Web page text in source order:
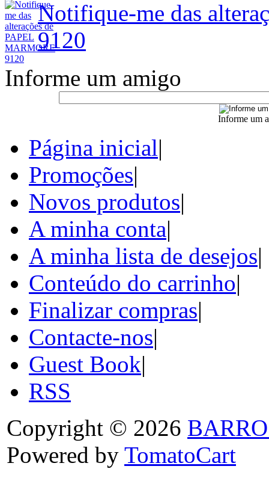
Notifique-me das
9120
Informe um amigo
Informe um
Página inicial|
Promoções|
Novos produtos|
A minha conta|
A minha lista de desejos|
Conteúdo do carrinho|
Finalizar compras|
Contacte-nos|
Guest Book|
RSS
Copyright © 2026
Powered by TomatoCart